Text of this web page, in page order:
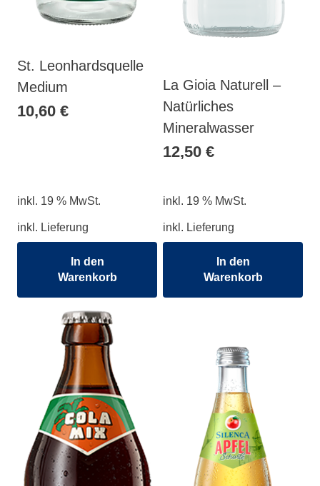
St. Leonhardsquelle
Medium
10,60 €
inkl. 19 % MwSt.
inkl. Lieferung
In den
Warenkorb
La Gioia Naturell –
Natürliches
Mineralwasser
12,50 €
inkl. 19 % MwSt.
inkl. Lieferung
In den
Warenkorb